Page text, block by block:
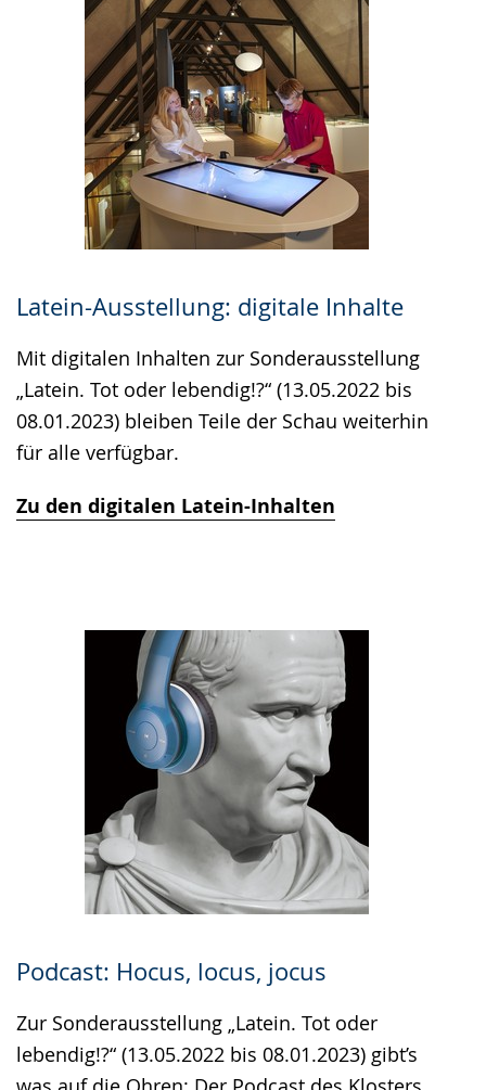
Latein-Ausstellung: digitale Inhalte
Mit digitalen Inhalten zur Sonderausstellung
„Latein. Tot oder lebendig!?“ (13.05.2022 bis
08.01.2023) bleiben Teile der Schau weiterhin
für alle verfügbar.
Zu den digitalen Latein-Inhalten
Podcast: Hocus, locus, jocus
Zur Sonderausstellung „Latein. Tot oder
lebendig!?“ (13.05.2022 bis 08.01.2023) gibt’s